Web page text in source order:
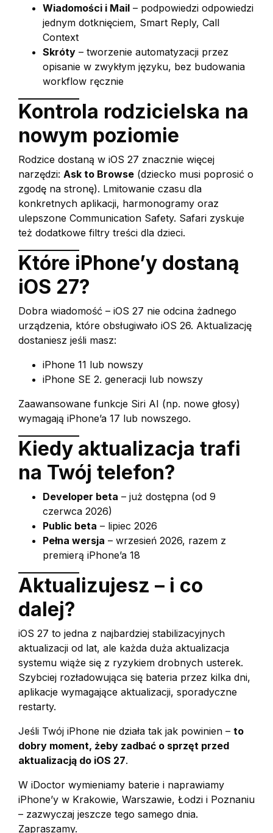
Wiadomości i Mail – podpowiedzi odpowiedzi
jednym dotknięciem, Smart Reply, Call
Context
Skróty – tworzenie automatyzacji przez
opisanie w zwykłym języku, bez budowania
workflow ręcznie
Kontrola rodzicielska na
nowym poziomie
Rodzice dostaną w iOS 27 znacznie więcej
narzędzi: Ask to Browse (dziecko musi poprosić o
zgodę na stronę). Lmitowanie czasu dla
konkretnych aplikacji, harmonogramy oraz
ulepszone Communication Safety. Safari zyskuje
też dodatkowe filtry treści dla dzieci.
Które iPhone’y dostaną
iOS 27?
Dobra wiadomość – iOS 27 nie odcina żadnego
urządzenia, które obsługiwało iOS 26. Aktualizację
dostaniesz jeśli masz:
iPhone 11 lub nowszy
iPhone SE 2. generacji lub nowszy
Zaawansowane funkcje Siri AI (np. nowe głosy)
wymagają iPhone’a 17 lub nowszego.
Kiedy aktualizacja trafi
na Twój telefon?
Developer beta – już dostępna (od 9
czerwca 2026)
Public beta – lipiec 2026
Pełna wersja – wrzesień 2026, razem z
premierą iPhone’a 18
Aktualizujesz – i co
dalej?
iOS 27 to jedna z najbardziej stabilizacyjnych
aktualizacji od lat, ale każda duża aktualizacja
systemu wiąże się z ryzykiem drobnych usterek.
Szybciej rozładowująca się bateria przez kilka dni,
aplikacje wymagające aktualizacji, sporadyczne
restarty.
Jeśli Twój iPhone nie działa tak jak powinien – to
dobry moment, żeby zadbać o sprzęt przed
aktualizacją do iOS 27.
W iDoctor wymieniamy baterie i naprawiamy
iPhone’y w Krakowie, Warszawie, Łodzi i Poznaniu
– zazwyczaj jeszcze tego samego dnia.
Zapraszamy.